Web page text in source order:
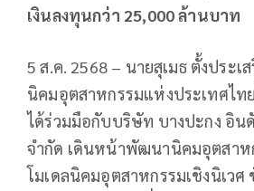
เงินลงทุนกว่า 25,000 ล้านบาท
5 ส.ค. 2568 – นายสุเมธ ตั้งประเ
นิคมอุตสาหกรรมแห่งประเทศไท
ได้ร่วมมือกับบริษัท บางปะกง อิน
จำกัด เดินหน้าพัฒนานิคมอุตสาห
โมเดลนิคมอุตสาหกรรมเชิงนิเว